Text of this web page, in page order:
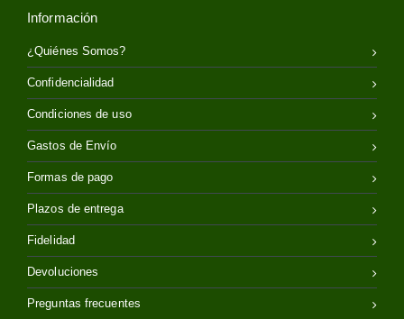
Información
¿Quiénes Somos?
Confidencialidad
Condiciones de uso
Gastos de Envío
Formas de pago
Plazos de entrega
Fidelidad
Devoluciones
Preguntas frecuentes